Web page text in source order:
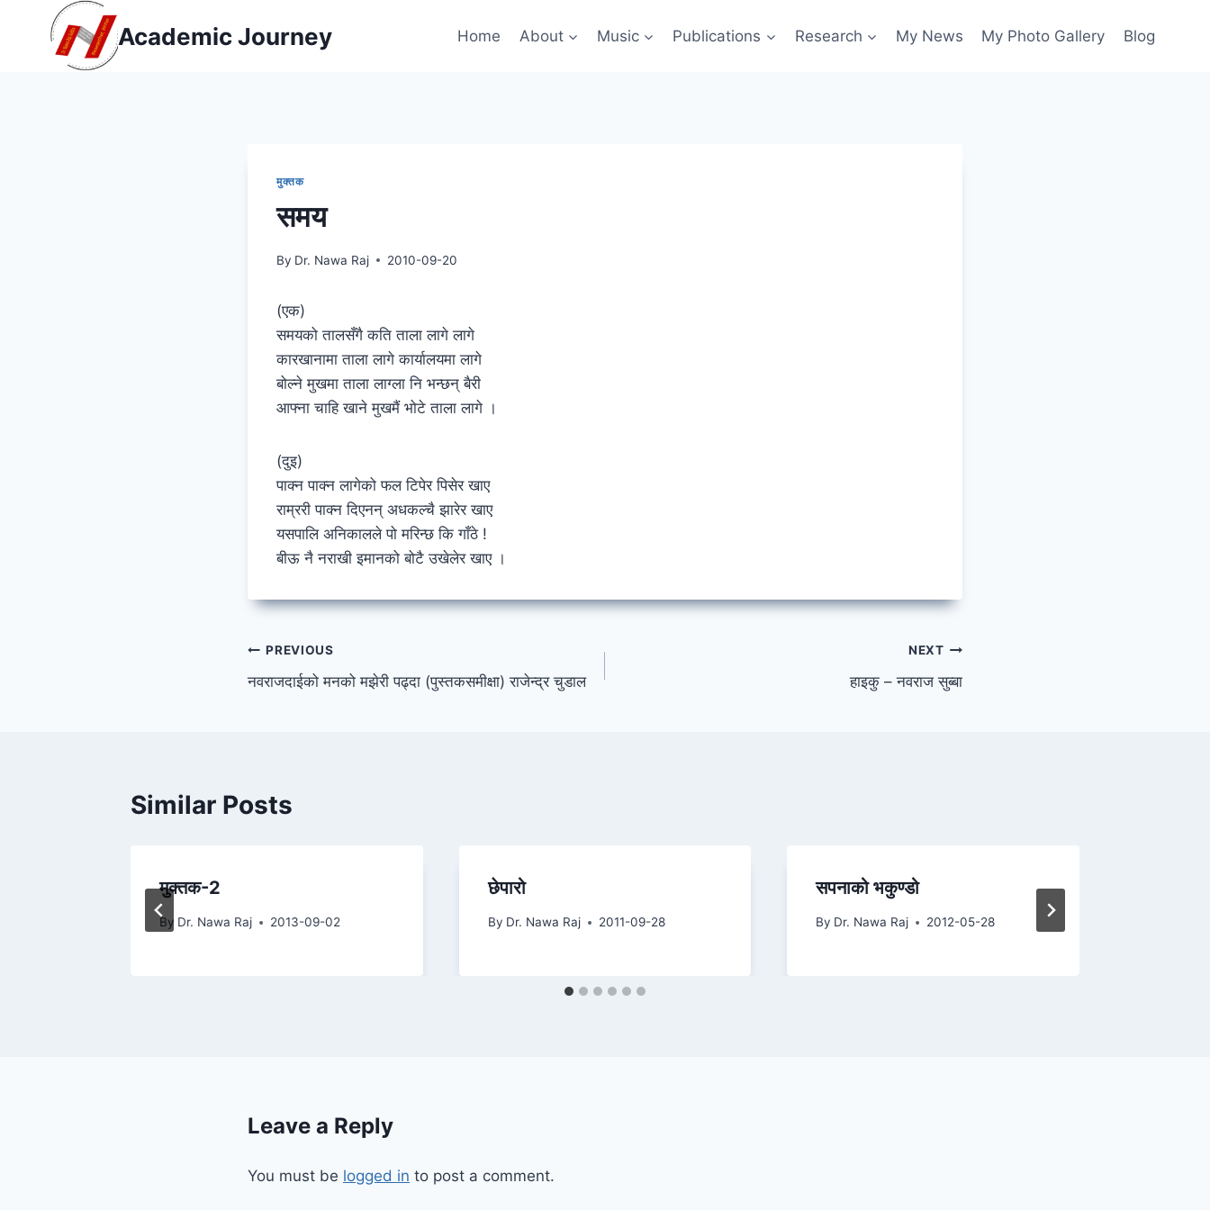
Academic Journey Home About Music Publications Research My News My Photo Gallery Blog
मुक्तक
समय
By Dr. Nawa Raj 2010-09-20
(एक)
समयको तालसँगै कति ताला लागे लागे
कारखानामा ताला लागे कार्यालयमा लागे
बोल्ने मुखमा ताला लाग्ला नि भन्छन् बैरी
आफ्ना चाहि खाने मुखमैं भोटे ताला लागे ।
(दुइ)
पाक्न पाक्न लागेको फल टिपेर पिसेर खाए
राम्ररी पाक्न दिएनन् अधकल्चै झारेर खाए
यसपालि अनिकालले पो मरिन्छ कि गाँठे !
बीऊ नै नराखी इमानको बोटै उखेलेर खाए ।
Post
navigation
PREVIOUS
नवराजदाईको मनको मझेरी पढ्दा (पुस्तकसमीक्षा) राजेन्द्र चुडाल
NEXT
हाइकु – नवराज सुब्बा
Similar Posts
मुक्तक-2
By Dr. Nawa Raj 2013-09-02
छेपारो
By Dr. Nawa Raj 2011-09-28
सपनाको भकुण्डो
By Dr. Nawa Raj 2012-05-28
Leave a Reply
You must be logged in to post a comment.